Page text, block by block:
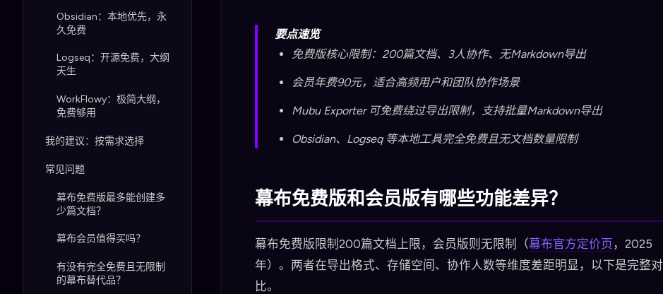
Obsidian：本地优先，永
久免费
Logseq：开源免费，大纲
天生
WorkFlowy：极简大纲，
免费够用
我的建议：按需求选择
常见问题
幕布免费版最多能创建多
少篇文档？
幕布会员值得买吗？
有没有完全免费且无限制
的幕布替代品？
要点速览
免费版核心限制：200篇文档、3人协作、无Markdown导出
会员年费90元，适合高频用户和团队协作场景
Mubu Exporter 可免费绕过导出限制，支持批量Markdown导出
Obsidian、Logseq 等本地工具完全免费且无文档数量限制
幕布免费版和会员版有哪些功能差异？
幕布免费版限制200篇文档上限，会员版则无限制（幕布官方定价页 ，2025
年）。两者在导出格式、存储空间、协作人数等维度差距明显，以下是完整对
比。